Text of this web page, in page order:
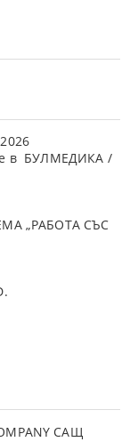
в БУЛМЕДИКА /
„РАБОТА СЪС
САЩ